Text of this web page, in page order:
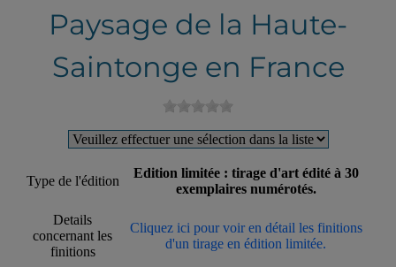
Paysage de la Haute-
Saintonge en France
Type de l'édition
Edition limitée : tirage d'art édité à 30
exemplaires numérotés.
Details
concernant les
finitions
Cliquez ici pour voir en détail les finitions
d'un tirage en édition limitée.